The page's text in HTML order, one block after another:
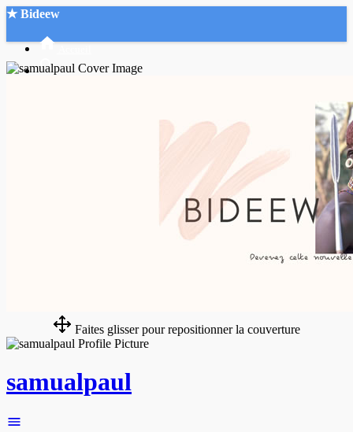
★ Bideew
Faites glisser pour repositionner la couverture
samualpaul